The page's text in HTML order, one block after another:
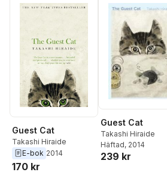
Guest Cat
Takashi Hiraide
E-bok 2014
170 kr
Guest Cat
Takashi Hiraide
Häftad, 2014
239 kr